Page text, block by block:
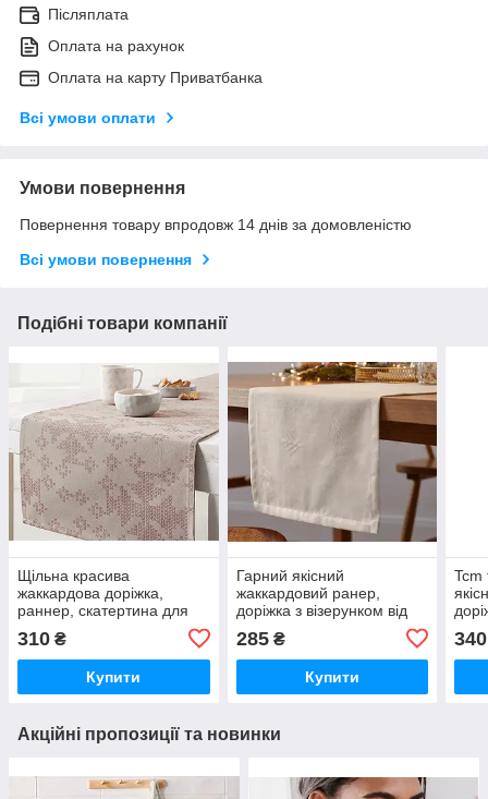
Післяплата
Оплата на рахунок
Оплата на карту Приватбанка
Всі умови оплати
Умови повернення
Повернення товару впродовж 14 днів за домовленістю
Всі умови повернення
Подібні товари компанії
Щільна красива
жаккардова доріжка,
раннер, скатертина для
(Чібо), Німеччина
310 ₴
Купити
Гарний якісний
жаккардовий ранер,
доріжка з візерунком від
Німеччина
285₴
Купити
Tcm
340
Акційні пропозиції та новинки